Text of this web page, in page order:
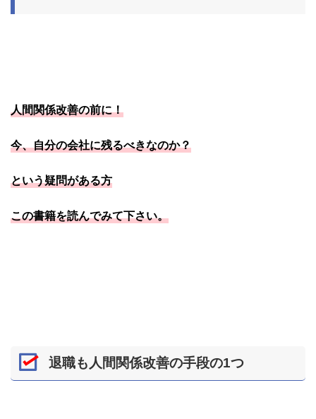
人間関係改善の前に！
今、自分の会社に残るべきなのか？
という疑問がある方
この書籍を読んでみて下さい。
退職も人間関係改善の手段の1つ